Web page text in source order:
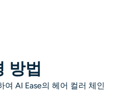
방법
여 AI Ease의 헤어 컬러 체인